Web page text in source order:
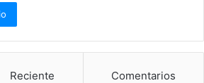
Reciente Comentarios